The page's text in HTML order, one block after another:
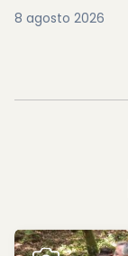
8 agosto 2026